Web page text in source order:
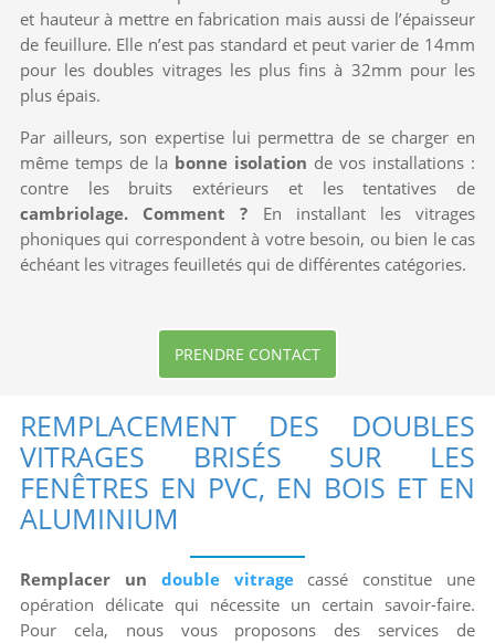
et hauteur à mettre en fabrication mais aussi de l’épaisseur
de feuillure. Elle n’est pas standard et peut varier de 14mm
pour les doubles vitrages les plus fins à 32mm pour les
plus épais.
Par ailleurs, son expertise lui permettra de se charger en
même temps de la bonne isolation de vos installations :
contre les bruits extérieurs et les tentatives de
cambriolage. Comment ? En installant les vitrages
phoniques qui correspondent à votre besoin, ou bien le cas
échéant les vitrages feuilletés qui de différentes catégories.
PRENDRE CONTACT
REMPLACEMENT DES DOUBLES
VITRAGES BRISÉS SUR LES
FENÊTRES EN PVC, EN BOIS ET EN
ALUMINIUM
Remplacer un double vitragecassé constitue une
opération délicate qui nécessite un certain savoir-faire.
Pour cela, nous vous proposons des services de